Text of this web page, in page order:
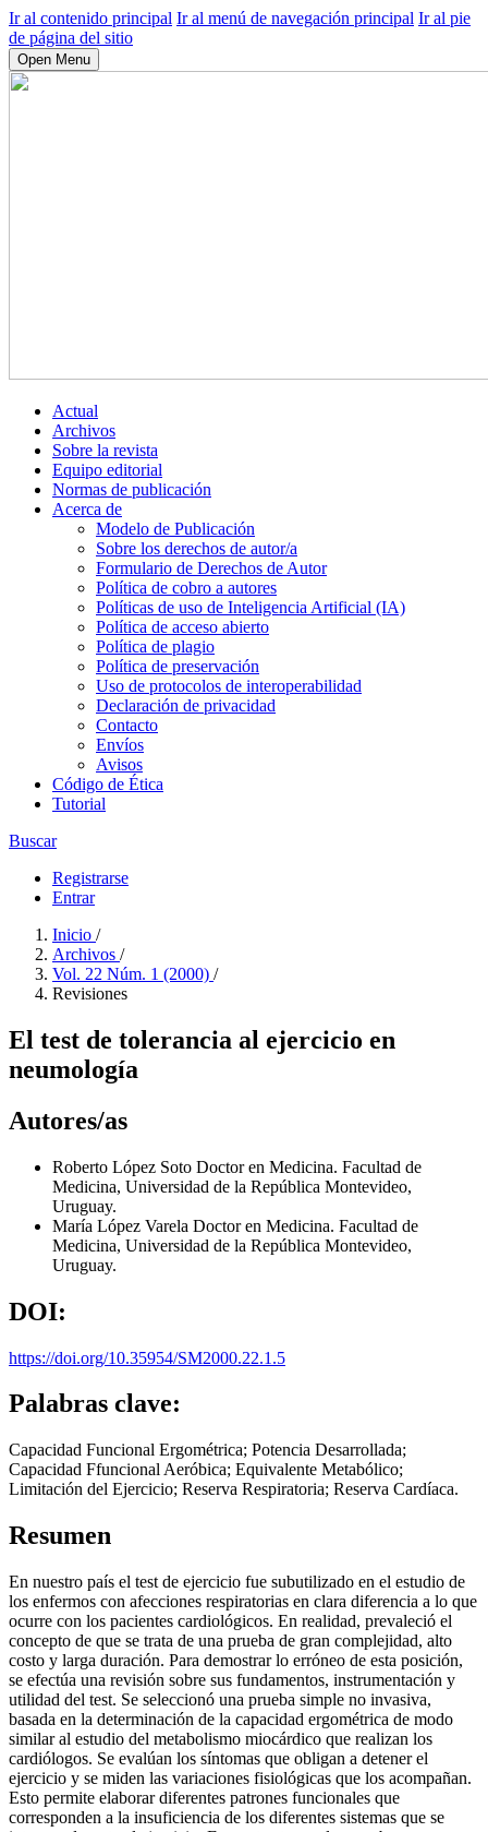
Ir al contenido principal Ir al menú de navegación principal Ir al pie
de página del sitio
Open Menu
Actual
Archivos
Sobre la revista
Equipo editorial
Normas de publicación
Acerca de
Modelo de Publicación
Sobre los derechos de autor/a
Formulario de Derechos de Autor
Política de cobro a autores
Políticas de uso de Inteligencia Artificial (IA)
Política de acceso abierto
Política de plagio
Política de preservación
Uso de protocolos de interoperabilidad
Declaración de privacidad
Contacto
Envíos
Avisos
Código de Ética
Tutorial
Buscar
Registrarse
Entrar
Inicio /
Archivos /
Vol. 22 Núm. 1 (2000) /
Revisiones
El test de tolerancia al ejercicio en
neumología
Autores/as
Roberto López Soto Doctor en Medicina. Facultad de
Medicina, Universidad de la República Montevideo,
Uruguay.
María López Varela Doctor en Medicina. Facultad de
Medicina, Universidad de la República Montevideo,
Uruguay.
DOI:
https://doi.org/10.35954/SM2000.22.1.5
Palabras clave:
Capacidad Funcional Ergométrica; Potencia Desarrollada;
Capacidad Ffuncional Aeróbica; Equivalente Metabólico;
Limitación del Ejercicio; Reserva Respiratoria; Reserva Cardíaca.
Resumen
En nuestro país el test de ejercicio fue subutilizado en el estudio de
los enfermos con afecciones respiratorias en clara diferencia a lo que
ocurre con los pacientes cardiológicos. En realidad, prevaleció el
concepto de que se trata de una prueba de gran complejidad, alto
costo y larga duración. Para demostrar lo erróneo de esta posición,
se efectúa una revisión sobre sus fundamentos, instrumentación y
utilidad del test. Se seleccionó una prueba simple no invasiva,
basada en la determinación de la capacidad ergométrica de modo
similar al estudio del metabolismo miocárdico que realizan los
cardiólogos. Se evalúan los síntomas que obligan a detener el
ejercicio y se miden las variaciones fisiológicas que los acompañan.
Esto permite elaborar diferentes patrones funcionales que
corresponden a la insuficiencia de los diferentes sistemas que se